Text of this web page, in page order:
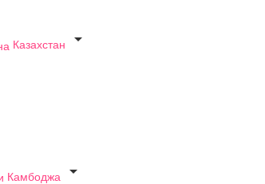
Казахстан

Камбоджа
